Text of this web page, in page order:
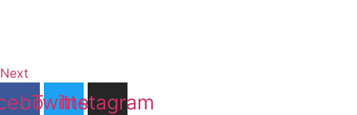
Next
Twitter
Instagram